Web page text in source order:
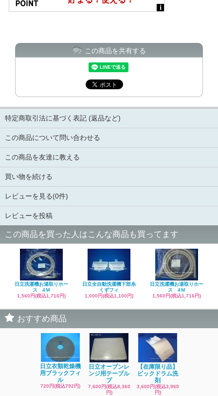
この商品を共有する
特定商取引法に基づく表記 (返品など)
この商品について問い合わせる
この商品を友達に教える
買い物を続ける
レビューを見る(0件)
レビューを投稿
この商品を買った人はこんな商品も買ってます
日立洗濯機お湯取りホー
ス 4Ｍ
1,560円(税込1,716円)
日立全自動洗濯機下部糸
くずフィ
1,000円(税込1,100円)
日立洗濯機お湯取りホー
ス 4Ｍ
1,560円(税込1,716円)
おすすめ商品
日立衣類乾燥機
用ブラックフィ
ル
720円(税込792円)
日立オーブンレ
ンジ用テーブル
プ
7,600円(税込8,360
円)
【在庫限り品】
ビックドラム洗
剤
3,600円(税込3,960
円)